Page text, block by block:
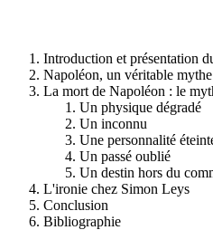
Introduction et présentation
Napoléon, un véritable mythe
La mort de Napoléon : le
Un physique dégradé
Un inconnu
Une personnalité
Un passé oublié
Un destin hors du
L'ironie chez Simon Leys
Conclusion
Bibliographie